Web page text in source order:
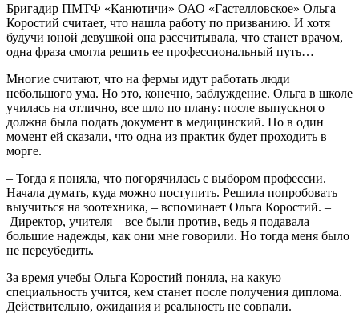
Бригадир ПМТФ «Канютичи» ОАО «Гастелловское» Ольга
Коростий считает, что нашла работу по призванию. И хотя
будучи юной девушкой она рассчитывала, что станет врачом,
одна фраза смогла решить ее профессиональный путь…
Многие считают, что на фермы идут работать люди
небольшого ума. Но это, конечно, заблуждение. Ольга в школе
училась на отлично, все шло по плану: после выпускного
должна была подать документ в медицинский. Но в один
момент ей сказали, что одна из практик будет проходить в
морге.
– Тогда я поняла, что погорячилась с выбором профессии.
Начала думать, куда можно поступить. Решила попробовать
выучиться на зоотехника, – вспоминает Ольга Коростий. –
Директор, учителя – все были против, ведь я подавала
большие надежды, как они мне говорили. Но тогда меня было
не переубедить.
За время учебы Ольга Коростий поняла, на какую
специальность учится, кем станет после получения диплома.
Действительно, ожидания и реальность не совпали.